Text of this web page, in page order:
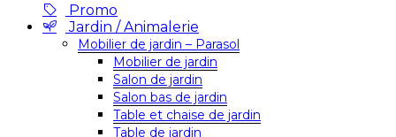
Promo
Jardin / Animalerie
Mobilier de jardin – Parasol
Mobilier de jardin
Salon de jardin
Salon bas de jardin
Table et chaise de jardin
Table de jardin